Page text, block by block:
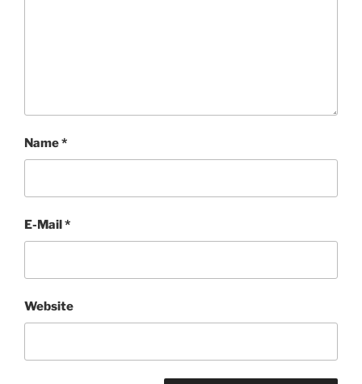
Name*
E-Mail *
Website